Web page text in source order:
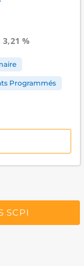
3,21 %
Programmés
SCPI